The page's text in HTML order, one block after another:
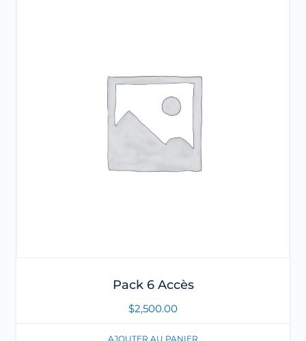
Pack 6 Accès
$2,500.00
AJOUTER AU PANIER